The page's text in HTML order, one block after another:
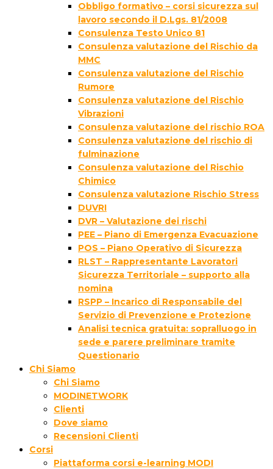
Obbligo formativo – corsi sicurezza sul
lavoro secondo il D.Lgs. 81/2008
Consulenza Testo Unico 81
Consulenza valutazione del Rischio da
MMC
Consulenza valutazione del Rischio
Rumore
Consulenza valutazione del Rischio
Vibrazioni
Consulenza valutazione del rischio ROA
Consulenza valutazione del rischio di
fulminazione
Consulenza valutazione del Rischio
Chimico
Consulenza valutazione Rischio Stress
DUVRI
DVR – Valutazione dei rischi
PEE – Piano di Emergenza Evacuazione
POS – Piano Operativo di Sicurezza
RLST – Rappresentante Lavoratori
Sicurezza Territoriale – supporto alla
nomina
RSPP – Incarico di Responsabile del
Servizio di Prevenzione e Protezione
Analisi tecnica gratuita: sopralluogo in
sede e parere preliminare tramite
Questionario
Chi Siamo
Chi Siamo
MODINETWORK
Clienti
Dove siamo
Recensioni Clienti
Corsi
Piattaforma corsi e-learning MODI